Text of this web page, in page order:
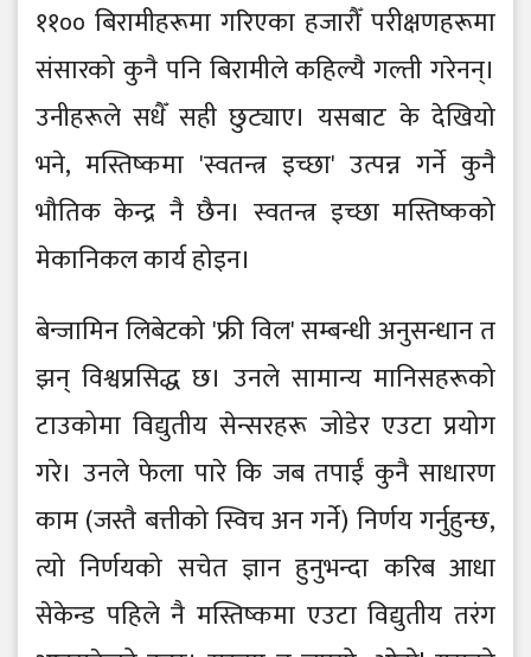
११०० बिरामीहरूमा गरिएका हजारौँ परीक्षणहरूमा
संसारको कुनै पनि बिरामीले कहिल्यै गल्ती गरेनन्।
उनीहरूले सधैँ सही छुट्याए। यसबाट के देखियो
भने, मस्तिष्कमा 'स्वतन्त्र इच्छा' उत्पन्न गर्ने कुनै
भौतिक केन्द्र नै छैन। स्वतन्त्र इच्छा मस्तिष्कको
मेकानिकल कार्य होइन।
बेन्जामिन लिबेटको 'फ्री विल' सम्बन्धी अनुसन्धान त
झन् विश्वप्रसिद्ध छ। उनले सामान्य मानिसहरूको
टाउकोमा विद्युतीय सेन्सरहरू जोडेर एउटा प्रयोग
गरे। उनले फेला पारे कि जब तपाईं कुनै साधारण
काम (जस्तै बत्तीको स्विच अन गर्ने) निर्णय गर्नुहुन्छ,
त्यो निर्णयको सचेत ज्ञान हुनुभन्दा करिब आधा
सेकेन्ड पहिले नै मस्तिष्कमा एउटा विद्युतीय तरंग